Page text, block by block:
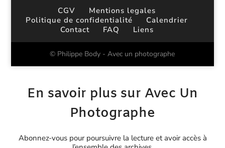
CGV
Mentions legales
Politique de confidentialité
Calendrier
Contact
FAQ Liens
© Philippe Body - Avec un photographe
En savoir plus sur Avec Un
Photographe
Abonnez-vous pour poursuivre la lecture et avoir accès à